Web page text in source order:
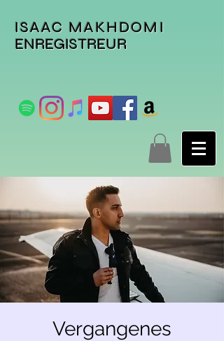
ISAAC MAKHDOMI
ENREGISTREUR
Vergangenes